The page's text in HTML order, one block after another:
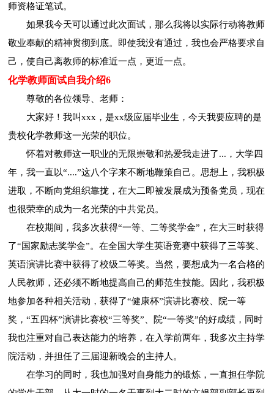
师资格证笔试。
如果我今天可以通过此次面试，那么我将以实际行动将教师
敬业奉献的精神贯彻到底。即使我没有通过，我也会严格要求自
己，使自己离教师的标准近一点，更近一点。
化学教师面试自我介绍6
尊敬的各位领导、老师：
大家好！我叫xxx，是xx级应届毕业生，今天我要应聘的是
贵校化学教师这一光荣的职位。
怀着对教师这一职业的无限崇敬和热爱我走进了...，大学四
年，我一直以“....”这八个字来不断地鞭策自己。思想上，我积极
进取，不断向党组织靠拢，在大二即被发展成为预备党员，现在
也很荣幸的成为一名光荣的中共党员。
在校期间，我多次获得“一等、二等奖学金”，在大三时获得
了“国家励志奖学金”。在全国大学生英语竞赛中获得了三等奖、
英语演讲比赛中获得了校级二等奖。当然，要想成为一名合格的
人民教师，还必须不断地提高自己的师范生技能。因此，我积极
地参加各种相关活动，获得了“健康杯”演讲比赛校、院一等
奖，“五四杯”演讲比赛校“三等奖”、院“一等奖”的好成绩，同时
我也注重对自己表达能力的培养，在入学前两年，我多次主持学
院活动，并担任了三届迎新晚会的主持人。
在学习的同时，我也加强对自身能力的锻炼，一直担任学院